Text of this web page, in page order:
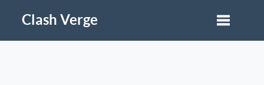
Clash Verge